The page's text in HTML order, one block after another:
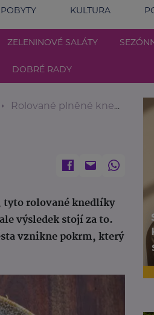
KULTURA
ZELENINOVÉ SALÁTY
DOBRÉ RADY
Rolované plněné knedlíky
rolované knedlíky
výsledek stojí za to.
vznikne pokrm, který